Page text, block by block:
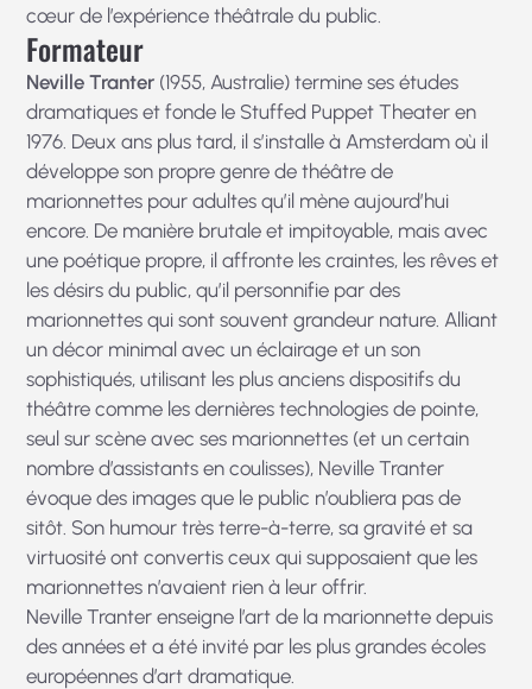
cœur de l’expérience théâtrale du public.
Formateur
Neville Tranter (1955, Australie) termine ses études
dramatiques et fonde le Stuffed Puppet Theater en
1976. Deux ans plus tard, il s’installe à Amsterdam où il
développe son propre genre de théâtre de
marionnettes pour adultes qu’il mène aujourd’hui
encore. De manière brutale et impitoyable, mais avec
une poétique propre, il affronte les craintes, les rêves et
les désirs du public, qu’il personnifie par des
marionnettes qui sont souvent grandeur nature. Alliant
un décor minimal avec un éclairage et un son
sophistiqués, utilisant les plus anciens dispositifs du
théâtre comme les dernières technologies de pointe,
seul sur scène avec ses marionnettes (et un certain
nombre d’assistants en coulisses), Neville Tranter
évoque des images que le public n’oubliera pas de
sitôt. Son humour très terre-à-terre, sa gravité et sa
virtuosité ont convertis ceux qui supposaient que les
marionnettes n’avaient rien à leur offrir.
Neville Tranter enseigne l’art de la marionnette depuis
des années et a été invité par les plus grandes écoles
européennes d’art dramatique.